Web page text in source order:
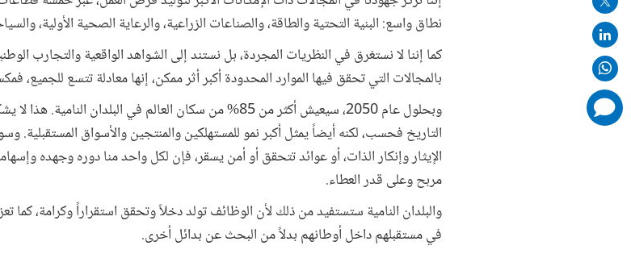
نطاق واسع: البنية التحتية والطاقة، والصناعات الزراعية، والرعاية الصحية الأولية،
كما إننا لا نستغرق في النظريات المجردة، بل نستند إلى الشواهد الواقعية والتجارب
بالمجالات التي تحقق فيها الموارد المحدودة أكبر أثر ممكن، إنها معادلة تتسع
وبحلول عام 2050، سيعيش أكثر من 85% من سكان العالم في البلدان
التاريخ فحسب، لكنه أيضاً يمثل أكبر نمو للمستهلكين والمنتجين والأسواق المستقبلية.
الإيثار وإنكار الذات، أو عوائد تتحقق أو أمن يسقر، فإن لكل واحد منا دوره وجهده
مربح وعلى قدر العطاء.
والبلدان النامية ستستفيد من ذلك لأن الوظائف تولد دخلاً وتحقق استقراراً وكرامة، كما
في مستقبلهم داخل أوطانهم بدلاً من البحث عن بدائل أخرى.
comments
added